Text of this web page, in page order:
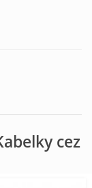
cez